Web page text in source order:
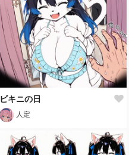
ビキニの日
人定